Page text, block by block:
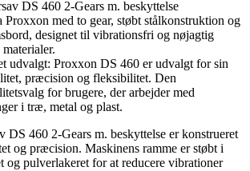
med to gear, støbt stålkonstruktion og
designet til vibrationsfri og nøjagtig
udvalgt: Proxxon DS 460 er udvalgt for sin
præcision og fleksibilitet. Den
for brugere, der arbejder med
i træ, metal og plast.
DS 460 2-Gears m. beskyttelse er konstrueret
og præcision. Maskinens ramme er støbt i
og pulverlakeret for at reducere vibrationer